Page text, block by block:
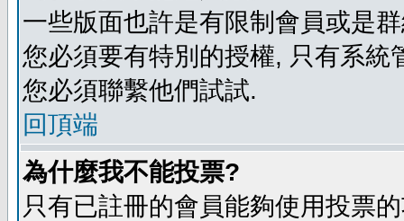
一些版面也許是有限制會員或是
您必須要有特別的授權, 只有系
您必須聯繫他們試試.
回頂端
為什麼我不能投票?
只有已註冊的會員能夠使用投票